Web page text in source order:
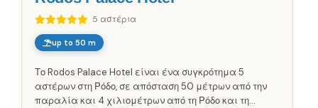
5 αστέρια
up to 50 m
Το Rodos Palace Hotel είναι ένα συγκρότημα 5
αστέρων στη Ρόδο, σε απόσταση 50 μέτρων από την
παραλία και 4 χιλιομέτρων από τη Ρόδο και τη